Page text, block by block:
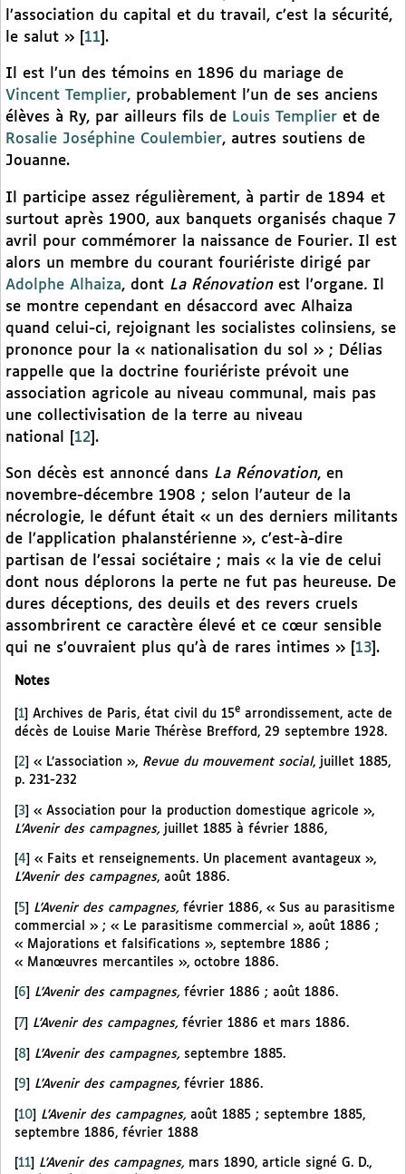
l’association du capital et du travail, c’est la sécurité,
le salut »
11 .
Il est l’un des témoins en 1896 du mariage de
Vincent Templier, probablement l’un de ses anciens
élèves à Ry, par ailleurs fils de Louis Templier et de
Rosalie Joséphine Coulembier, autres soutiens de
Jouanne.
Il participe assez régulièrement, à partir de 1894 et
surtout après 1900, aux banquets organisés chaque 7
avril pour commémorer la naissance de Fourier. Il est
alors un membre du courant fouriériste dirigé par
Adolphe Alhaiza, dont La Rénovation est l’organe. Il
se montre cependant en désaccord avec Alhaiza
quand celui-ci, rejoignant les socialistes colinsiens, se
prononce pour la « nationalisation du sol » ; Délias
rappelle que la doctrine fouriériste prévoit une
association agricole au niveau communal, mais pas
une collectivisation de la terre au niveau
national
12 .
Son décès est annoncé dans La Rénovation, en
novembre-décembre 1908 ; selon l’auteur de la
nécrologie, le défunt était « un des derniers militants
de l’application phalanstérienne », c’est-à-dire
partisan de l’essai sociétaire ; mais « la vie de celui
dont nous déplorons la perte ne fut pas heureuse. De
dures déceptions, des deuils et des revers cruels
assombrirent ce caractère élevé et ce cœur sensible
qui ne s’ouvraient plus qu’à de rares intimes »
13 .
Notes
[1] Archives de Paris, état civil du 15e arrondissement, acte de
décès de Louise Marie Thérèse Brefford, 29 septembre 1928.
2 « L’association », Revue du mouvement social, juillet 1885,
p. 231-232
[3] « Association pour la production domestique agricole »,
L’Avenir des campagnes, juillet 1885 à février 1886,
4
« Faits et renseignements. Un placement avantageux »,
L’Avenir des campagnes, août 1886.
[5] L’Avenir des campagnes, février 1886, « Sus au parasitisme
commercial » ; « Le parasitisme commercial », août 1886 ;
« Majorations et falsifications », septembre 1886 ;
« Manœuvres mercantiles », octobre 1886.
6 L’Avenir des campagnes, février 1886 ; août 1886.
7 L’Avenir des campagnes, février 1886 et mars 1886.
[8] L’Avenir des campagnes, septembre 1885.
9 L’Avenir des campagnes, février 1886.
[10] L’Avenir des campagnes, août 1885 ; septembre 1885,
septembre 1886, février 1888
11 L’Avenir des campagnes, mars 1890, article signé G. D.,